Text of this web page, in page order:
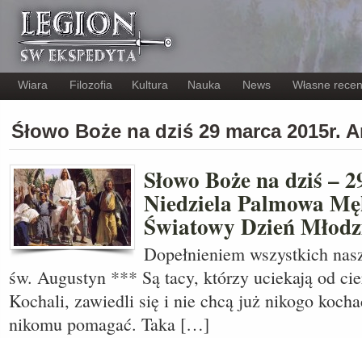
Wiara Filozofia Kultura Nauka News Własne
Śłowo Boże na dziś 29 marca 2015r.
Słowo Boże na dziś –
Niedziela Palmowa
Światowy Dzień
Dopełnieniem wszystkich
św. Augustyn *** Są tacy, którzy uciekają od
Kochali, zawiedli się i nie chcą już nikogo
nikomu pomagać. Taka […]